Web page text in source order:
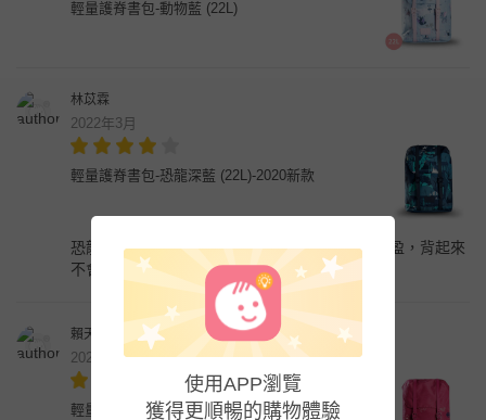
輕量護脊書包-動物藍 (22L)
林苡霖
2022年3月
輕量護脊書包-恐龍深藍 (22L)-2020新款
恐龍書包圖案漂亮、非常容易清洗，重量也很輕盈，背起來
不會太費力
賴天輝
2022年3月
輕量護脊書包-桃粉 (30L)
使用APP瀏覽
獲得更順暢的購物體驗